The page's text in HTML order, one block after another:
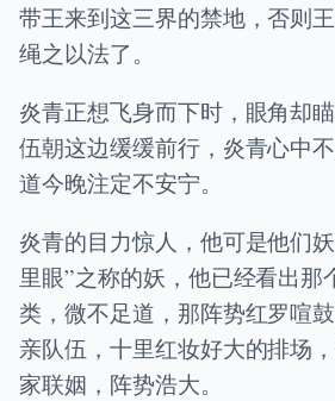
带王来到这三界的禁地，否则
绳之以法了。
炎青正想飞身而下时，眼角却
伍朝这边缓缓前行，炎青心中
道今晚注定不安宁。
炎青的目力惊人，他可是他们
里眼”之称的妖，他已经看出那
类，微不足道，那阵势红罗喧
亲队伍，十里红妆好大的排场
家联姻，阵势浩大。